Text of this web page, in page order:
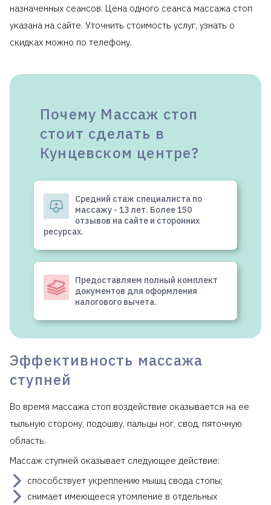
назначенных сеансов. Цена одного сеанса массажа стоп
указана на сайте. Уточнить стоимость услуг, узнать о
скидках можно по телефону.
Почему Массаж стоп
стоит сделать в
Кунцевском центре?
Средний стаж специалиста по
массажу - 13 лет. Более 150
отзывов на сайте и сторонних
ресурсах.
Предоставляем полный комплект
документов для оформления
налогового вычета.
Эффективность массажа
ступней
Во время массажа стоп воздействие оказывается на ее
тыльную сторону, подошву, пальцы ног, свод, пяточную
область.
Массаж ступней оказывает следующее действие:
способствует укреплению мышц свода стопы;
снимает имеющееся утомление в отдельных